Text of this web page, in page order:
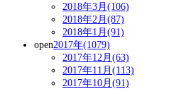
2018年3月(106)
2018年2月(87)
2018年1月(91)
open2017年(1079)
2017年12月(63)
2017年11月(113)
2017年10月(91)